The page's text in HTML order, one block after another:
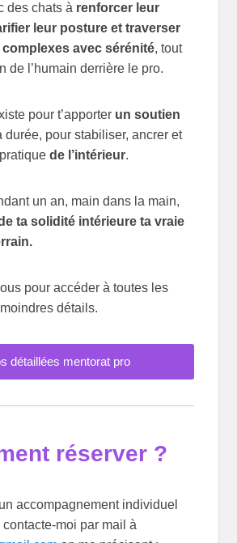
des chats à renforcer leur
leur posture et traverser
avec sérénité, tout
de l’humain derrière le pro.
pour t’apporter un soutien
durée, pour stabiliser, ancrer et
de l’intérieur.
un an, main dans la main,
ta solidité intérieure ta vraie
pour accéder à toutes les
détails.
détaillées mentorat pro
réserver ?
accompagnement individuel
contacte-moi par mail à